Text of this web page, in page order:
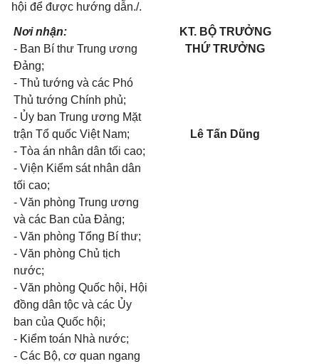
hội để được hướng dẫn./.
Nơi nhận:
- Ban Bí thư Trung ương
Đảng;
- Thủ tướng và các Phó
Thủ tướng Chính phủ;
- Ủy ban Trung ương Mặt
trận Tổ quốc Việt Nam;
- Tòa án nhân dân tối cao;
- Viện Kiểm sát nhân dân
tối cao;
- Văn phòng Trung ương
và các Ban của Đảng;
- Văn phòng Tổng Bí thư;
- Văn phòng Chủ tịch
nước;
- Văn phòng Quốc hội, Hội
đồng dân tộc và các Ủy
ban của Quốc hội;
- Kiểm toán Nhà nước;
- Các Bộ, cơ quan ngang
KT. BỘ TRƯỞNG
THỨ TRƯỞNG
Lê Tấn Dũng